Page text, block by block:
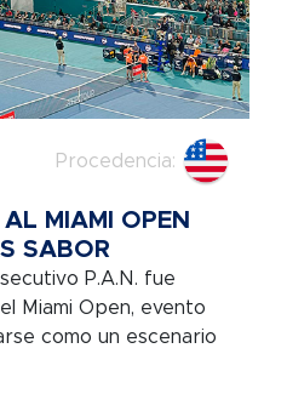
Procedencia:
MIAMI OPEN
SABOR
P.A.N. fue
Miami Open, evento
como un escenario